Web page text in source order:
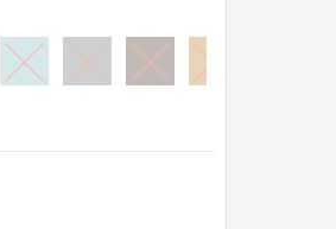
Celeste Gris Marrón